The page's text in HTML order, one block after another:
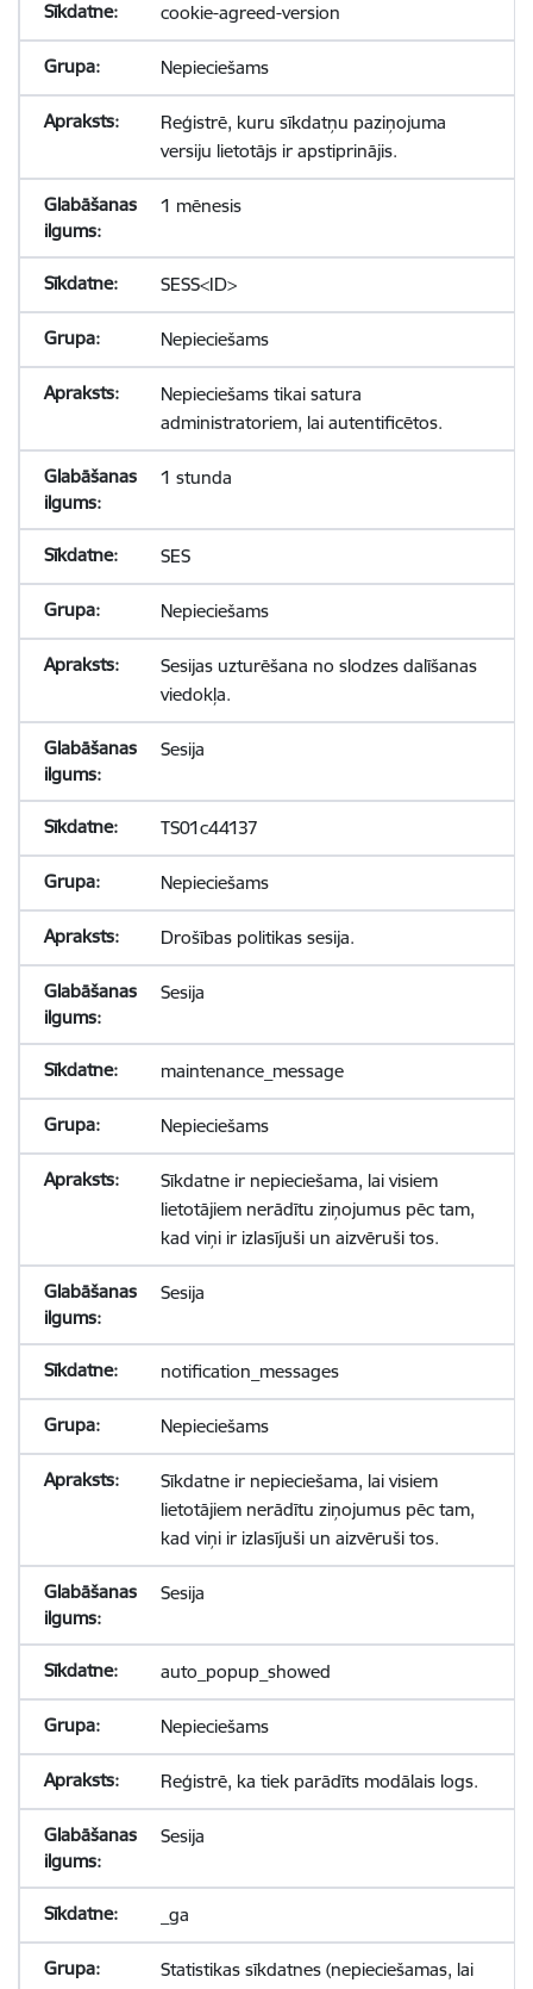
cookie-agreed-version
Nepieciešams
Reģistrē, kuru sīkdatņu paziņojuma
versiju lietotājs ir apstiprinājis.
1 mēnesis
SESS<ID>
Nepieciešams
Nepieciešams tikai satura
administratoriem, lai autentificētos.
1 stunda
SES
Nepieciešams
Sesijas uzturēšana no slodzes dalīšanas
viedokļa.
Sesija
TS01c44137
Nepieciešams
Drošības politikas sesija.
Sesija
maintenance_message
Nepieciešams
Sīkdatne ir nepieciešama, lai visiem
lietotājiem nerādītu ziņojumus pēc tam,
kad viņi ir izlasījuši un aizvēruši tos.
Sesija
notification_messages
Nepieciešams
Sīkdatne ir nepieciešama, lai visiem
lietotājiem nerādītu ziņojumus pēc tam,
kad viņi ir izlasījuši un aizvēruši tos.
Sesija
auto_popup_showed
Nepieciešams
Reģistrē, ka tiek parādīts modālais logs.
Sesija
_ga
Statistikas sīkdatnes (nepieciešamas, lai